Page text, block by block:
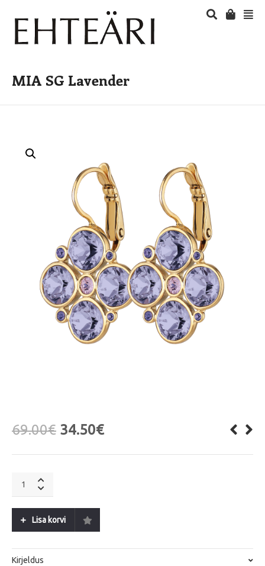
MIA SG Lavender
69.00€ 34.50€
Lisa korvi
Kirjeldus